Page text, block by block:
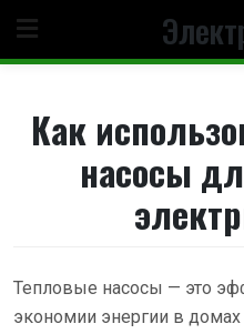
содержанию
Как
насосы
Тепловые насосы — это
экономии энергии в домах